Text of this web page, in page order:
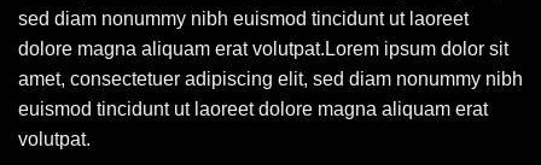
sed diam nonummy nibh euismod tincidunt ut laoreet
dolore magna aliquam erat volutpat.Lorem ipsum dolor sit
amet, consectetuer adipiscing elit, sed diam nonummy nibh
euismod tincidunt ut laoreet dolore magna aliquam erat
volutpat.